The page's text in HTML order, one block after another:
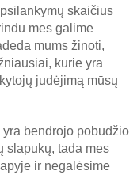
skaičius
mes galime
mums žinoti,
kurie yra
judėjimą mūsų
bendrojo pobūdžio
slapukų, tada mes
ir negalėsime